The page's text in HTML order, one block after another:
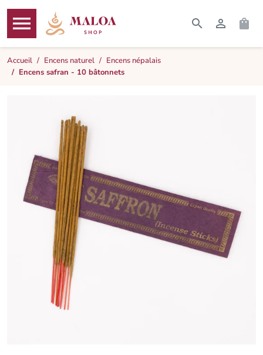

MENU
  
Accueil Encens naturel
Encens népalais
Encens safran - 10 bâtonnets